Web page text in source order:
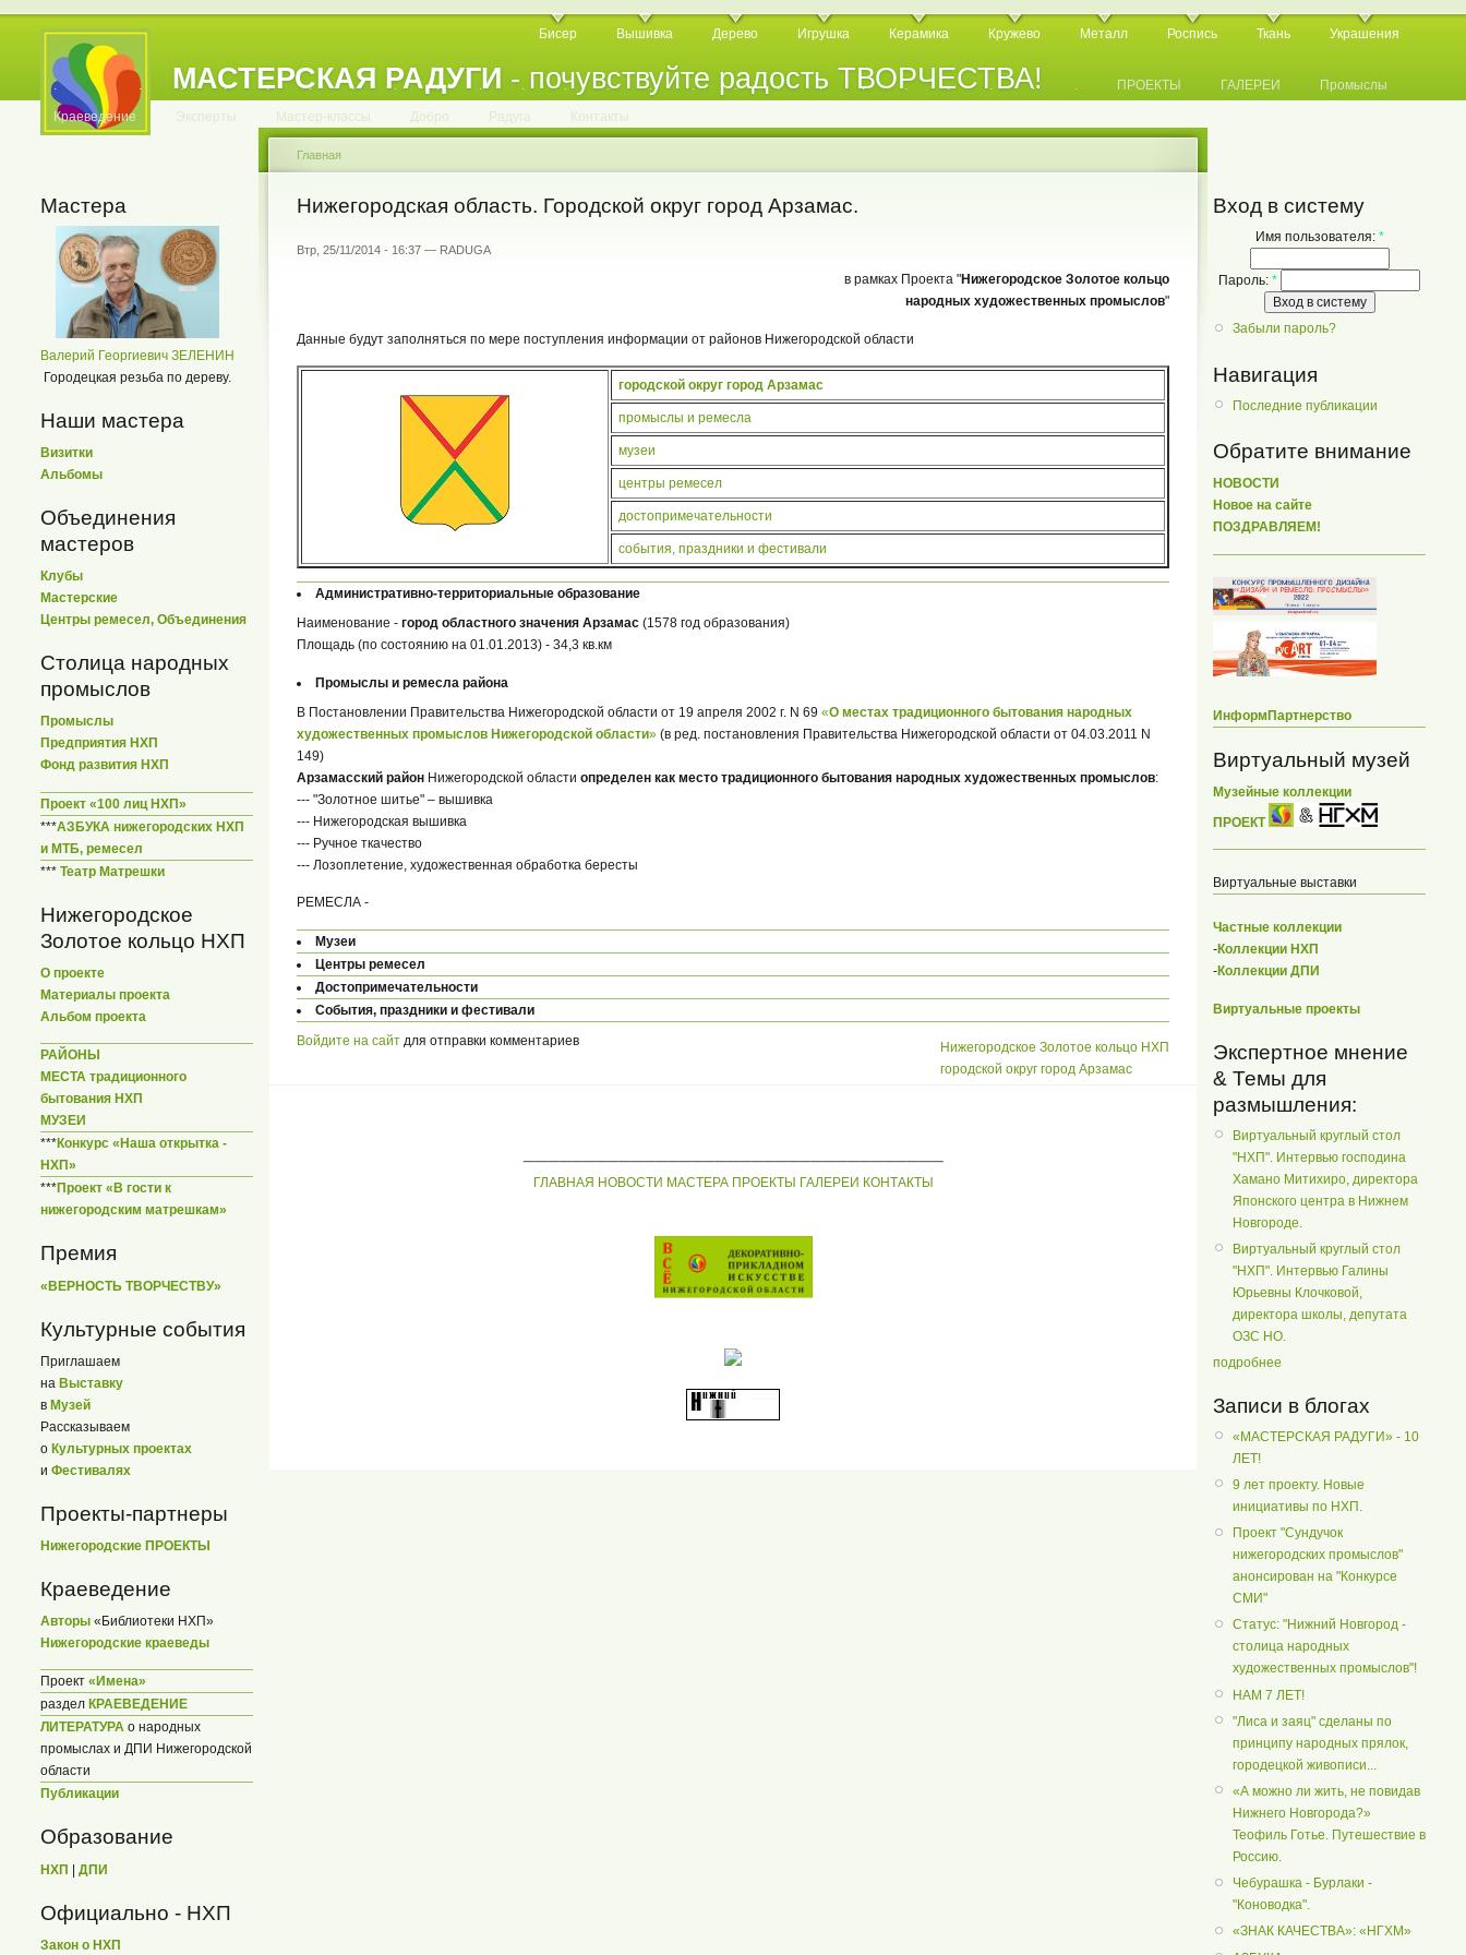
МАСТЕРСКАЯ РАДУГИ - почувствуйте радость ТВОРЧЕСТВА!
Бисер Вышивка Дерево Игрушка Керамика Кружево Металл Роспись Ткань Украшения
. . . . . . . . . . . . . . . . . . . . . . . . . ПРОЕКТЫ ГАЛЕРЕИ Промыслы
Краеведение Эксперты Мастер-классы Добро Радуга Контакты
Мастера
Валерий Георгиевич ЗЕЛЕНИН
Городецкая резьба по дереву.
Наши мастера
Визитки
Альбомы
Объединения
мастеров
Клубы
Мастерские
Центры ремесел, Объединения
Столица народных
промыслов
Промыслы
Предприятия НХП
Фонд развития НХП
Проект «100 лиц НХП»
***АЗБУКА нижегородских НХП
и МТБ, ремесел
*** Театр Матрешки
Нижегородское
Золотое кольцо НХП
О проекте
Материалы проекта
Альбом проекта
РАЙОНЫ
МЕСТА традиционного
бытования НХП
МУЗЕИ
***Конкурс «Наша открытка -
НХП»
***Проект «В гости к
нижегородским матрешкам»
Премия
«ВЕРНОСТЬ ТВОРЧЕСТВУ»
Культурные события
Приглашаем
на Выставку
в Музей
Рассказываем
о Культурных проектах
и Фестивалях
Проекты-партнеры
Нижегородские ПРОЕКТЫ
Краеведение
Авторы «Библиотеки НХП»
Нижегородские краеведы
Проект «Имена»
раздел КРАЕВЕДЕНИЕ
ЛИТЕРАТУРА о народных
промыслах и ДПИ Нижегородской
области
Публикации
Образование
НХП | ДПИ
Официально - НХП
Закон о НХП
Главная
Нижегородская область. Городской округ город Арзамас.
Втр, 25/11/2014 - 16:37 — RADUGA
в рамках Проекта "Нижегородское Золотое кольцо
народных художественных промыслов"
Данные будут заполняться по мере поступления информации от районов Нижегородской области
городской округ город Арзамас
промыслы и ремесла
музеи
центры ремесел
достопримечательности
события, праздники и фестивали
Административно-территориальные образование
Наименование - город областного значения Арзамас (1578 год образования)
Площадь (по состоянию на 01.01.2013) - 34,3 кв.км
Промыслы и ремесла района
В Постановлении Правительства Нижегородской области от 19 апреля 2002 г. N 69 «О местах традиционного бытования народных
художественных промыслов Нижегородской области» (в ред. постановления Правительства Нижегородской области от 04.03.2011 N
149)
Арзамасский район Нижегородской области определен как место традиционного бытования народных художественных промыслов:
--- "Золотное шитье" – вышивка
--- Нижегородская вышивка
--- Ручное ткачество
--- Лозоплетение, художественная обработка бересты
РЕМЕСЛА -
Музеи
Центры ремесел
Достопримечательности
События, праздники и фестивали
Нижегородское Золотое кольцо НХП
городской округ город Арзамас
Войдите на сайт для отправки комментариев
ГЛАВНАЯ НОВОСТИ МАСТЕРА ПРОЕКТЫ ГАЛЕРЕИ КОНТАКТЫ
Вход в систему
Имя пользователя: *
Пароль: *
Забыли пароль?
Навигация
Последние публикации
Обратите внимание
НОВОСТИ
Новое на сайте
ПОЗДРАВЛЯЕМ!
ИнформПартнерство
Виртуальный музей
Музейные коллекции
ПРОЕКТ
Виртуальные выставки
Частные коллекции
-Коллекции НХП
-Коллекции ДПИ
Виртуальные проекты
Экспертное мнение
& Темы для
размышления:
Виртуальный круглый стол
"НХП". Интервью господина
Хамано Митихиро, директора
Японского центра в Нижнем
Новгороде.
Виртуальный круглый стол
"НХП". Интервью Галины
Юрьевны Клочковой,
директора школы, депутата
ОЗС НО.
подробнее
Записи в блогах
«МАСТЕРСКАЯ РАДУГИ» - 10
ЛЕТ!
9 лет проекту. Новые
инициативы по НХП.
Проект "Сундучок
нижегородских промыслов"
анонсирован на "Конкурсе
СМИ"
Статус: "Нижний Новгород -
столица народных
художественных промыслов"!
НАМ 7 ЛЕТ!
"Лиса и заяц" сделаны по
принципу народных прялок,
городецкой живописи...
«А можно ли жить, не повидав
Нижнего Новгорода?»
Теофиль Готье. Путешествие в
Россию.
Чебурашка - Бурлаки -
"Коноводка".
«ЗНАК КАЧЕСТВА»: «НГХМ»